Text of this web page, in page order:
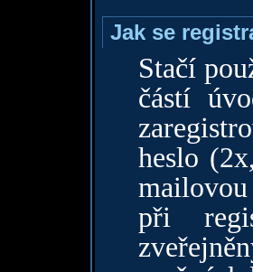
Jak se
Stačí
částí
heslo
při